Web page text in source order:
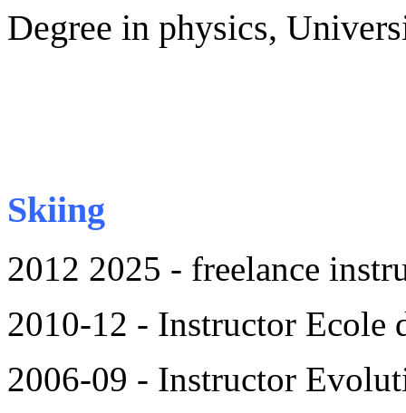
Degree in physics,
Skiing
2012 2025 - freelance
2010-12 - Instructor Ecole
2006-09 - Instructor